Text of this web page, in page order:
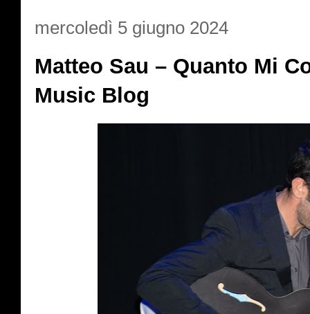
mercoledì 5 giugno 2024
Matteo Sau – Quanto Mi
Music Blog